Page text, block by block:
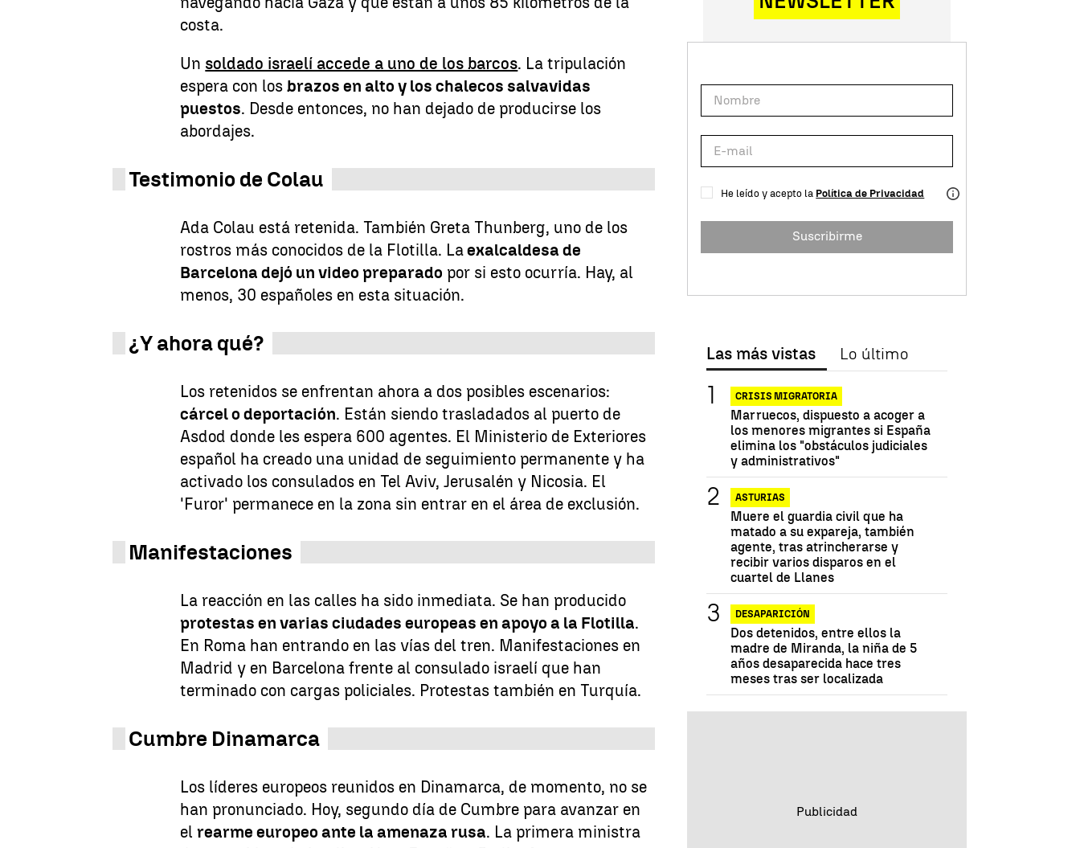
costa.
Un soldado israelí accede a uno de los barcos. La tripulación
espera con losbrazos en alto y los chalecos salvavidas
puestos. Desde entonces, no han dejado de producirse los
abordajes.
Testimonio de Colau
Ada Colau está retenida. También Greta Thunberg, uno de los
rostros más conocidos de la Flotilla. Laexalcaldesa de
Barcelona dejó un video preparado por si esto ocurría. Hay, al
menos, 30 españoles en esta situación.
¿Y ahora qué?
Los retenidos se enfrentan ahora a dos posibles escenarios:
cárcel o deportación. Están siendo trasladados al puerto de
Asdod donde les espera 600 agentes. El Ministerio de Exteriores
español ha creado una unidad de seguimiento permanente y ha
activado los consulados en Tel Aviv, Jerusalén y Nicosia. El
'Furor' permanece en la zona sin entrar en el área de exclusión.
Manifestaciones
La reacción en las calles ha sido inmediata. Se han producido
protestas en varias ciudades europeas en apoyo a la Flotilla.
En Roma han entrando en las vías del tren. Manifestaciones en
Madrid y en Barcelona frente al consulado israelí que han
terminado con cargas policiales. Protestas también en Turquía.
Cumbre Dinamarca
Los líderes europeos reunidos en Dinamarca, de momento, no se
han pronunciado. Hoy, segundo día de Cumbre para avanzar en
elrearme europeo ante la amenaza rusa. La primera ministra
He leído y acepto la Política de Privacidad
Suscribirme
Las más vistas Lo último
CRISIS MIGRATORIA
Marruecos, dispuesto a acoger a
los menores migrantes si España
elimina los "obstáculos judiciales
y administrativos"
ASTURIAS
Muere el guardia civil que ha
matado a su expareja, también
agente, tras atrincherarse y
recibir varios disparos en el
cuartel de Llanes
DESAPARICIÓN
Dos detenidos, entre ellos la
madre de Miranda, la niña de 5
años desaparecida hace tres
meses tras ser localizada